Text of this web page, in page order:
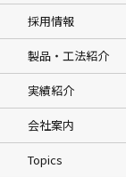
採用情報
製品・工法紹介
実績紹介
会社案内
Topics